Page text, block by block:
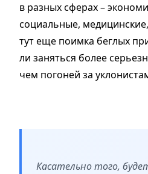
в разных сферах –
социальные,
тут еще поимка беглых
ли заняться более
чем погоней за
Касательно того,